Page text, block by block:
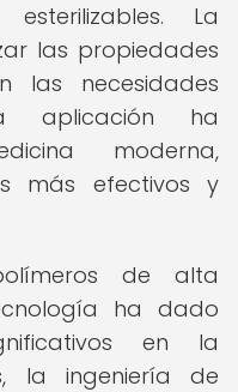
La
las propiedades
las necesidades
aplicación ha
moderna,
más efectivos y
de alta
ha dado
en la
la ingeniería de